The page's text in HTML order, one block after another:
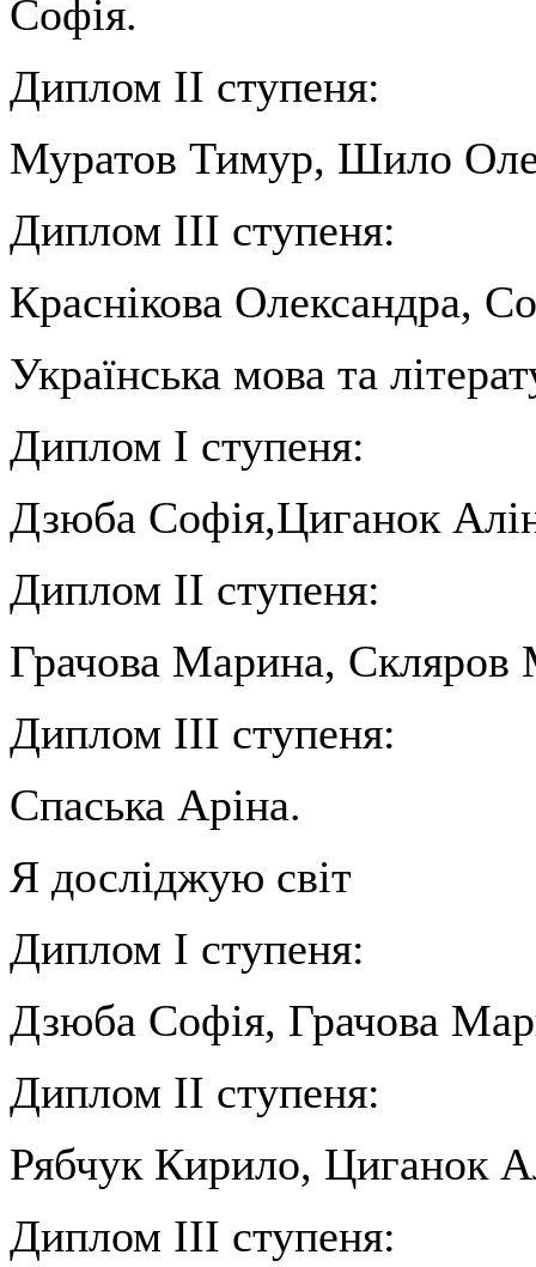
Софія.
Диплом ІІ ступеня:
Муратов Тимур, Шило
Диплом ІІІ ступеня:
Краснікова Олександра,
Українська мова та
Диплом І ступеня:
Дзюба Софія,Циганок
Диплом ІІ ступеня:
Грачова Марина, Скляров
Диплом ІІІ ступеня:
Спаська Аріна.
Я досліджую світ
Диплом І ступеня:
Дзюба Софія, Грачова
Диплом ІІ ступеня:
Рябчук Кирило, Циганок
Диплом ІІІ ступеня: